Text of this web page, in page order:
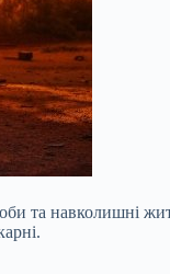
та навколишні